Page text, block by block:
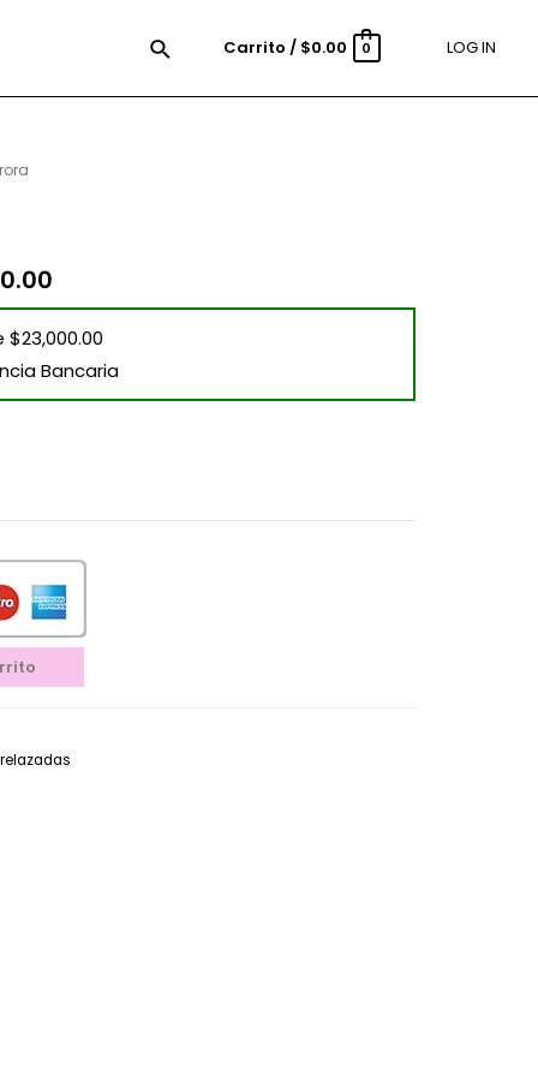
Carrito / $0.00 0 LOG IN
Bancaria